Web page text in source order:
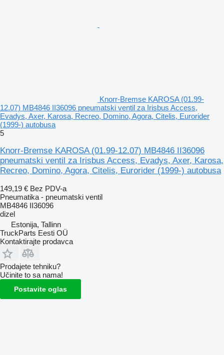
Knorr-Bremse KAROSA (01.99-
12.07) MB4846 II36096 pneumatski ventil za Irisbus Access,
Evadys, Axer, Karosa, Recreo, Domino, Agora, Citelis, Eurorider
(1999-) autobusa
5
Knorr-Bremse KAROSA (01.99-12.07) MB4846 II36096
pneumatski ventil za Irisbus Access, Evadys, Axer, Karosa,
Recreo, Domino, Agora, Citelis, Eurorider (1999-) autobusa
149,19 € Bez PDV-a
Pneumatika - pneumatski ventil
MB4846 II36096
dizel
Estonija, Tallinn
TruckParts Eesti OÜ
Kontaktirajte prodavca
Prodajete tehniku?
Učinite to sa nama!
Postavite oglas